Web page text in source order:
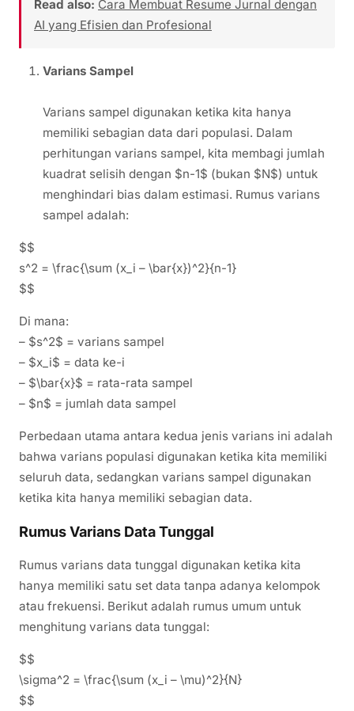
Read also: Cara Membuat Resume Jurnal dengan
AI yang Efisien dan Profesional
Varians Sampel
Varians sampel digunakan ketika kita hanya
memiliki sebagian data dari populasi. Dalam
perhitungan varians sampel, kita membagi jumlah
kuadrat selisih dengan $n-1$ (bukan $N$) untuk
menghindari bias dalam estimasi. Rumus varians
sampel adalah:
$$
s^2 = \frac{\sum (x_i – \bar{x})^2}{n-1}
$$
Di mana:
– $s^2$ = varians sampel
– $x_i$ = data ke-i
– $\bar{x}$ = rata-rata sampel
– $n$ = jumlah data sampel
Perbedaan utama antara kedua jenis varians ini adalah
bahwa varians populasi digunakan ketika kita memiliki
seluruh data, sedangkan varians sampel digunakan
ketika kita hanya memiliki sebagian data.
Rumus Varians Data Tunggal
Rumus varians data tunggal digunakan ketika kita
hanya memiliki satu set data tanpa adanya kelompok
atau frekuensi. Berikut adalah rumus umum untuk
menghitung varians data tunggal:
$$
\sigma^2 = \frac{\sum (x_i – \mu)^2}{N}
$$